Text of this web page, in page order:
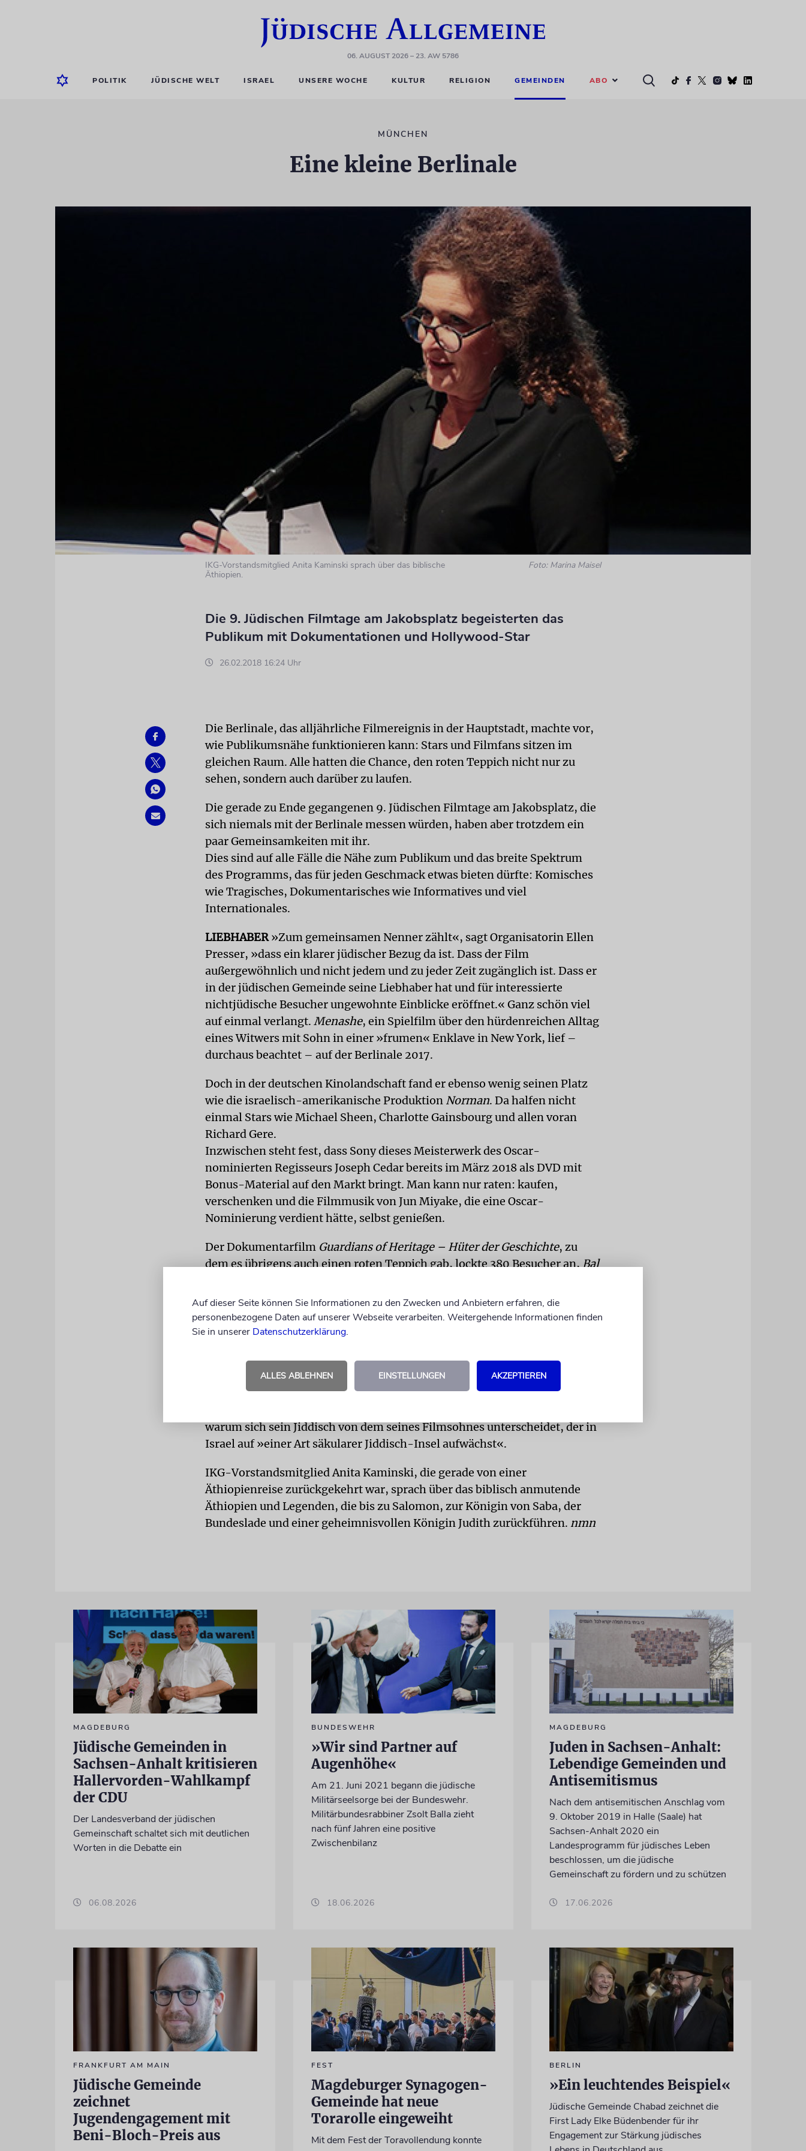
06. AUGUST 2026– 23. AW 5786
POLITIK JÜDISCHE WELT ISRAEL UNSERE WOCHE KULTUR RELIGION GEMEINDEN ABO
MÜNCHEN
Eine kleine Berlinale
IKG-Vorstandsmitglied Anita Kaminski sprach über das biblische
Äthiopien.
Foto: Marina Maisel
Die 9. Jüdischen Filmtage am Jakobsplatz begeisterten das
Publikum mit Dokumentationen und Hollywood-Star
26.02.2018 16:24 Uhr
Die Berlinale, das alljährliche Filmereignis in der Hauptstadt, machte vor,
wie Publikumsnähe funktionieren kann: Stars und Filmfans sitzen im
gleichen Raum. Alle hatten die Chance, den roten Teppich nicht nur zu
sehen, sondern auch darüber zu laufen.
Die gerade zu Ende gegangenen 9. Jüdischen Filmtage am Jakobsplatz, die
sich niemals mit der Berlinale messen würden, haben aber trotzdem ein
paar Gemeinsamkeiten mit ihr.
Dies sind auf alle Fälle die Nähe zum Publikum und das breite Spektrum
des Programms, das für jeden Geschmack etwas bieten dürfte: Komisches
wie Tragisches, Dokumentarisches wie Informatives und viel
Internationales.
LIEBHABER»Zum gemeinsamen Nenner zählt«, sagt Organisatorin Ellen
Presser, »dass ein klarer jüdischer Bezug da ist. Dass der Film
außergewöhnlich und nicht jedem und zu jeder Zeit zugänglich ist. Dass er
in der jüdischen Gemeinde seine Liebhaber hat und für interessierte
nichtjüdische Besucher ungewohnte Einblicke eröffnet.« Ganz schön viel
auf einmal verlangt. Menashe, ein Spielfilm über den hürdenreichen Alltag
eines Witwers mit Sohn in einer »frumen« Enklave in New York, lief –
durchaus beachtet – auf der Berlinale 2017.
Doch in der deutschen Kinolandschaft fand er ebenso wenig seinen Platz
wie die israelisch-amerikanische Produktion Norman. Da halfen nicht
einmal Stars wie Michael Sheen, Charlotte Gainsbourg und allen voran
Richard Gere.
Inzwischen steht fest, dass Sony dieses Meisterwerk des Oscar-
nominierten Regisseurs Joseph Cedar bereits im März 2018 als DVD mit
Bonus-Material auf den Markt bringt. Man kann nur raten: kaufen,
verschenken und die Filmmusik von Jun Miyake, die eine Oscar-
Nominierung verdient hätte, selbst genießen.
Der Dokumentarfilm Guardians of Heritage – Hüter der Geschichte, zu
dem es übrigens auch einen roten Teppich gab, lockte 380 Besucher an,Bal
sie ihr Publikum informierten und berührten. Etwas unterscheidet die
Filmdarbietungen des IKG-Kulturzentrums von Kinobesuchen: nicht nur,
dass das Gebotene andernorts kaum zu sehen ist. Jeder Abend hatte auch
mit seinen Protagonisten Charlotte Knobloch und Christian Ude.
JIDDISCH-INSELDie Jiddisch-Expertin Evita Wiecki erläuterte, dass
warum sich sein Jiddisch von dem seines Filmsohnes unterscheidet, der in
Israel auf »einer Art säkularer Jiddisch-Insel aufwächst«.
IKG-Vorstandsmitglied Anita Kaminski, die gerade von einer
Äthiopienreise zurückgekehrt war, sprach über das biblisch anmutende
Äthiopien und Legenden, die bis zu Salomon, zur Königin von Saba, der
Bundeslade und einer geheimnisvollen Königin Judith zurückführen. nmn
MAGDEBURG
Jüdische Gemeinden in
Sachsen-Anhalt kritisieren
Hallervorden-Wahlkampf
der CDU
Der Landesverband der jüdischen
Gemeinschaft schaltet sich mit deutlichen
Worten in die Debatte ein
06.08.2026
BUNDESWEHR
»Wir sind Partner auf
Augenhöhe«
Am 21. Juni 2021 begann die jüdische
Militärseelsorge bei der Bundeswehr.
Militärbundesrabbiner Zsolt Balla zieht
nach fünf Jahren eine positive
Zwischenbilanz
18.06.2026
MAGDEBURG
Juden in Sachsen-Anhalt:
Lebendige Gemeinden und
Antisemitismus
Nach dem antisemitischen Anschlag vom
9. Oktober 2019 in Halle (Saale) hat
Sachsen-Anhalt 2020 ein
Landesprogramm für jüdisches Leben
beschlossen, um die jüdische
Gemeinschaft zu fördern und zu schützen
17.06.2026
FRANKFURT AM MAIN
Jüdische Gemeinde
zeichnet
Jugendengagement mit
Beni-Bloch-Preis aus
FEST
Magdeburger Synagogen-
Gemeinde hat neue
Torarolle eingeweiht
Mit dem Fest der Toravollendung konnte
BERLIN
»Ein leuchtendes Beispiel«
Jüdische Gemeinde Chabad zeichnet die
First Lady Elke Büdenbender für ihr
Engagement zur Stärkung jüdisches
Auf dieser Seite können Sie Informationen zu den Zwecken und Anbietern erfahren, die
personenbezogene Daten auf unserer Webseite verarbeiten. Weitergehende Informationen finden
Sie in unserer Datenschutzerklärung.
ALLES ABLEHNEN EINSTELLUNGEN AKZEPTIEREN